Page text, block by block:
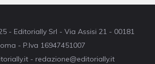
- Editorially Srl - Via Assisi 21 - 00181
- P.Iva 16947451007
- redazione@editorially.it